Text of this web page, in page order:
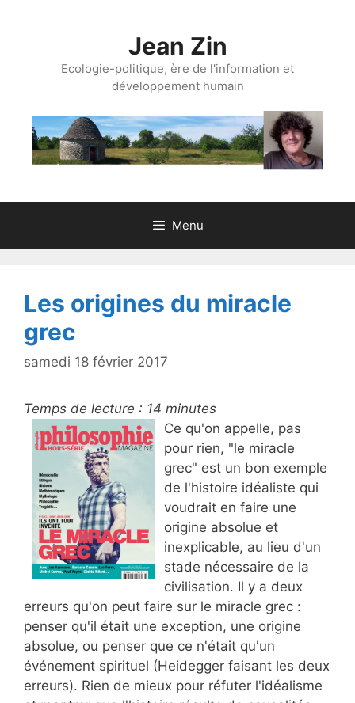
Jean Zin
Ecologie-politique, ère de l'information et
développement humain
Menu
Les origines du miracle
grec
samedi 18 février 2017
Temps de lecture : 14 minutes
Ce qu'on appelle, pas
pour rien, "le miracle
grec" est un bon exemple
de l'histoire idéaliste qui
voudrait en faire une
origine absolue et
inexplicable, au lieu d'un
stade nécessaire de la
civilisation. Il y a deux
erreurs qu'on peut faire sur le miracle grec :
penser qu'il était une exception, une origine
absolue, ou penser que ce n'était qu'un
événement spirituel (Heidegger faisant les deux
erreurs). Rien de mieux pour réfuter l'idéalisme